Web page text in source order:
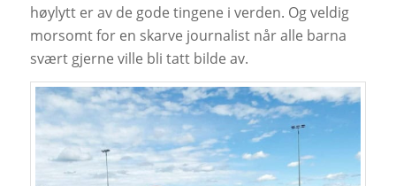
høylytt er av de gode tingene i verden. Og veldig
morsomt for en skarve journalist når alle barna
svært gjerne ville bli tatt bilde av.